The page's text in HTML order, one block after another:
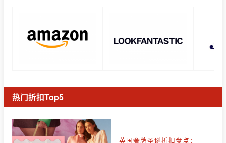
热门折扣Top5
英国奢牌圣诞折扣盘点：